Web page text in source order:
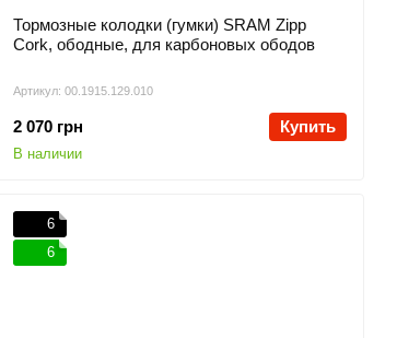
Артикул: 00.1915.129.010
Тормозные колодки (гумки) SRAM Zipp
Cork, ободные, для карбоновых ободов
2 070 грн Купить
В наличии
6
6